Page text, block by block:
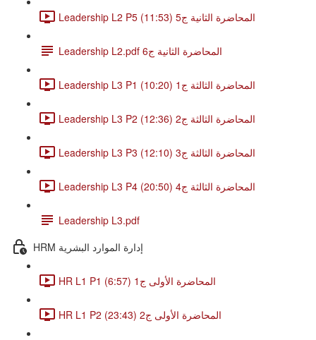
Leadership L2 P5 المحاضرة الثانية ج5 (11:53)
Leadership L2.pdf المحاضرة الثانية ج6
Leadership L3 P1 المحاضرة الثالثة ج1 (10:20)
Leadership L3 P2 المحاضرة الثالثة ج2 (12:36)
Leadership L3 P3 المحاضرة الثالثة ج3 (12:10)
Leadership L3 P4 المحاضرة الثالثة ج4 (20:50)
Leadership L3.pdf
HRM إدارة الموارد البشرية
HR L1 P1 المحاضرة الأولى ج1 (6:57)
HR L1 P2 المحاضرة الأولى ج2 (23:43)